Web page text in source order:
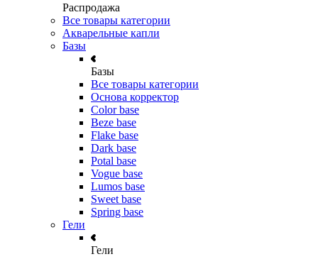
Распродажа
Все товары категории
Акварельные капли
Базы
Базы
Все товары категории
Основа корректор
Color base
Beze base
Flake base
Dark base
Potal base
Vogue base
Lumos base
Sweet base
Spring base
Гели
Гели